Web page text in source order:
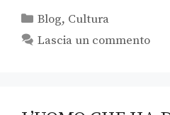
Blog, Cultura
Lascia un commento